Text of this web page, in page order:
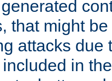
that might
attacks due
in